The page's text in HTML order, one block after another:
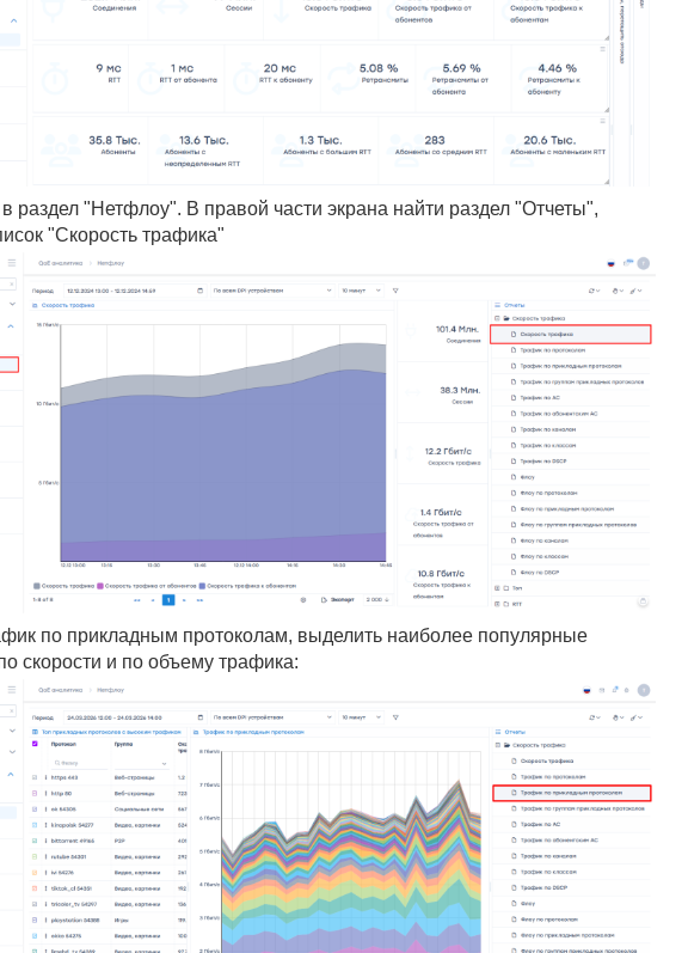
раздел "Нетфлоу". В правой части экрана найти раздел "Отчеты",
"Скорость трафика"
по прикладным протоколам, выделить наиболее популярные
скорости и по объему трафика: